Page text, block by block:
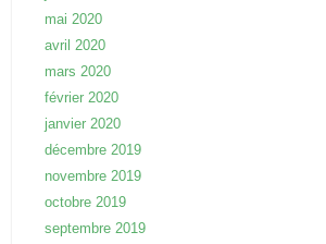
mai 2020
avril 2020
mars 2020
février 2020
janvier 2020
décembre 2019
novembre 2019
octobre 2019
septembre 2019